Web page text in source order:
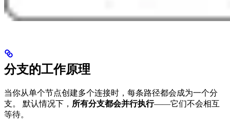
分支的工作原理
当你从单个节点创建多个连接时，每条路径都会成为一个分
支。 默认情况下， 所有分支都会并行执行——它们不会相互
等待。